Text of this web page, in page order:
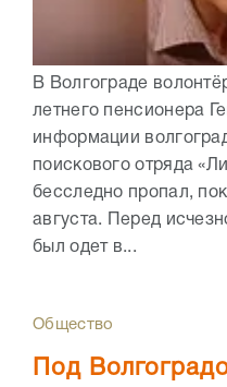
В Волгограде
летнего пенсионера
информации
поискового отряда
бесследно пропал,
августа. Перед
был одет в...
Общество
Под